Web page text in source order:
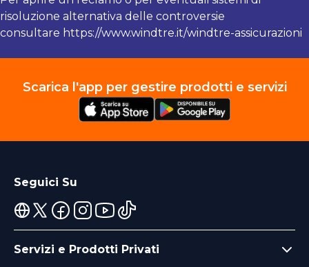
risoluzione alternativa delle controversie
consultare https://www.windtre.it/windtre-assicurazioni
Scarica l'app per gestire prodotti e servizi
Seguici Su
Servizi e Prodotti Privati